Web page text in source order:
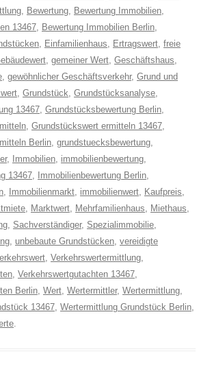
Bewertung Bewertung Immobilien
13467 Bewertung Immobilien Berlin
Einfamilienhaus Ertragswert freie
gemeiner Wert Geschäftshaus
gewöhnlicher Geschäftsverkehr, Grund und
Grundstück Grundstücksanalyse
13467 Grundstücksbewertung Berlin
Grundstückswert ermitteln 13467
Berlin grundstuecksbewertung
, Immobilien immobilienbewertung
13467 Immobilienbewertung Berlin
Immobilienmarkt immobilienwert Kaufpreis
Marktwert Mehrfamilienhaus Miethaus
Sachverständiger, Spezialimmobilie
unbebaute Grundstücken vereidigte
Verkehrswertermittlung
Verkehrswertgutachten 13467
Berlin Wert Wertermittler, Wertermittlung
13467 Wertermittlung Grundstück Berlin